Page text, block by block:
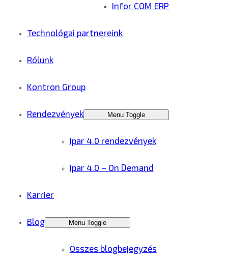
Infor COM ERP
Technológai partnereink
Rólunk
Kontron Group
Rendezvények Menu Toggle
Ipar 4.0 rendezvények
Ipar 4.0 – On Demand
Karrier
Blog Menu Toggle
Összes blogbejegyzés